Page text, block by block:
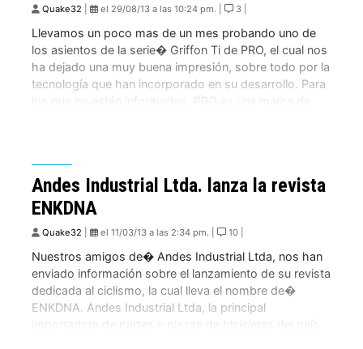
Quake32 el 29/08/13 a las 10:24 pm. | 3 |
Llevamos un poco mas de un mes probando uno de
los asientos de la serie� Griffon Ti de PRO, el cual nos
ha dejado una muy buena impresión, sobre todo por la
tecnología que han incorporado en su desarrollo. Para
los que no están informados, PRO es una marca de
Andes Industrial Ltda. lanza la revista
ENKDNA
Quake32 el 11/03/13 a las 2:34 pm. | 10 |
Nuestros amigos de� Andes Industrial Ltda, nos han
enviado información sobre el lanzamiento de su revista
dedicada al ciclismo, la cual lleva el nombre de�
ENKDNA. Andes Industrial Ltda, la principal
importadora de partes y piezas de bicicletas del país,